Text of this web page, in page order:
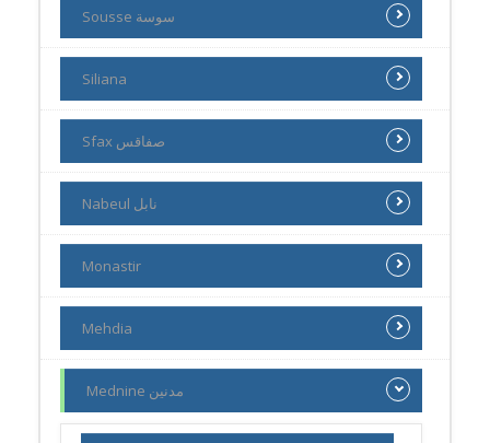
Sousse سوسة
Siliana
Sfax صفاقس
Nabeul نابل
Monastir
Mehdia
Mednine مدنين